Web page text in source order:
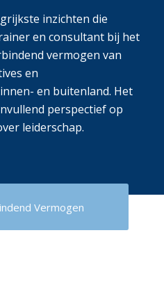
inzichten die
en consultant bij het
vermogen van
en
en buitenland. Het
perspectief op
leiderschap.
Vermogen